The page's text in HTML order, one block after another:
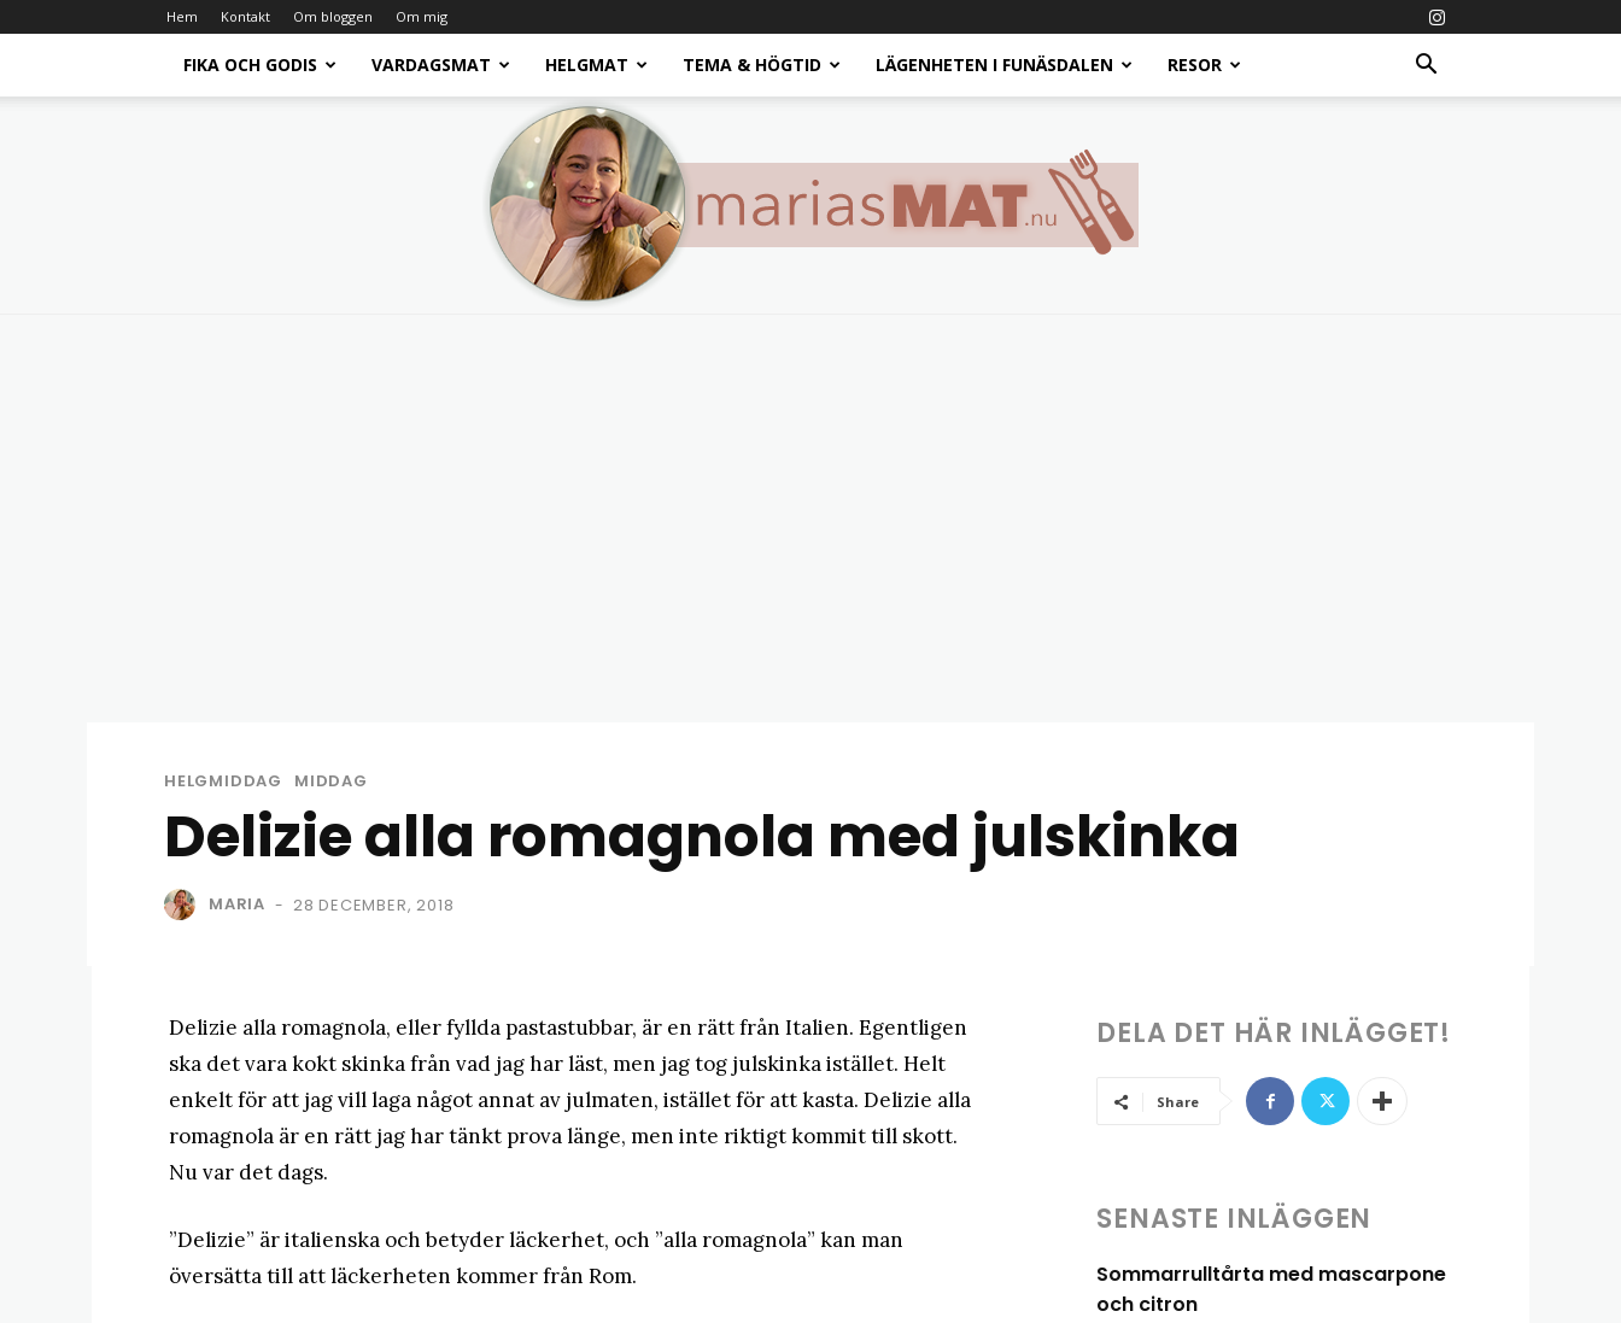
Hem Kontakt Om bloggen Om mig
FIKA OCH GODIS VARDAGSMAT HELGMAT TEMA & HÖGTID LÄGENHETEN I FUNÄSDALEN RESOR
HELGMIDDAG MIDDAG
Delizie alla romagnola med julskinka
MARIA - 28 DECEMBER, 2018
Delizie alla romagnola, eller fyllda pastastubbar, är en rätt från Italien. Egentligen
ska det vara kokt skinka från vad jag har läst, men jag tog julskinka istället. Helt
enkelt för att jag vill laga något annat av julmaten, istället för att kasta. Delizie alla
romagnola är en rätt jag har tänkt prova länge, men inte riktigt kommit till skott.
Nu var det dags.
”Delizie” är italienska och betyder läckerhet, och ”alla romagnola” kan man
översätta till att läckerheten kommer från Rom.
DELA DET HÄR INLÄGGET!
Share
SENASTE INLÄGGEN
Sommarrulltårta med mascarpone
och citron